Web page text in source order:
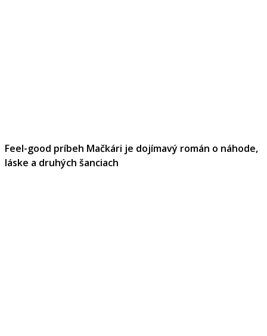
Feel-good príbeh Mačkári je dojímavý román o náhode,
láske a druhých šanciach